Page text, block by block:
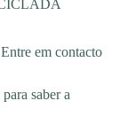
em contacto
saber a